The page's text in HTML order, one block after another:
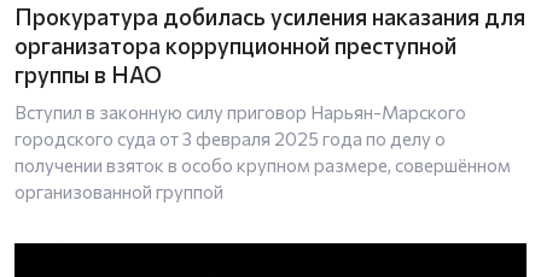
Прокуратура добилась усиления наказания для
организатора коррупционной преступной
группы в НАО
Вступил в законную силу приговор Нарьян-Марского
городского суда от 3 февраля 2025 года по делу о
получении взяток в особо крупном размере, совершённом
организованной группой